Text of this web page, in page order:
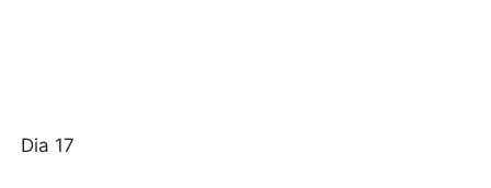
Dia 17